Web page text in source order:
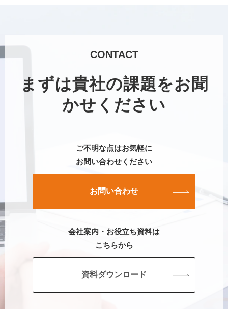
CONTACT
まずは貴社の課題をお聞
かせください
ご不明な点はお気軽に
お問い合わせください
お問い合わせ
会社案内・お役立ち資料は
こちらから
資料ダウンロード